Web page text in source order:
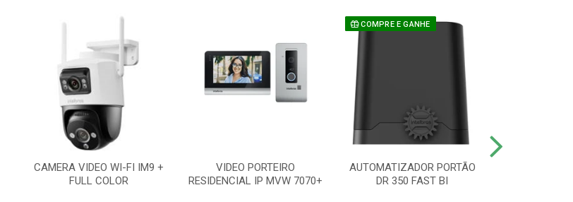
CAMERA VIDEO WI-FI IM9 +
FULL COLOR
VIDEO PORTEIRO
RESIDENCIAL IP MVW 7070+
COMPRE E GANHE
AUTOMATIZADOR PORTÃO
DR 350 FAST BI